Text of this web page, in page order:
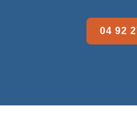
04 92